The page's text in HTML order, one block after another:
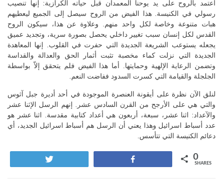
اعتمد بالروح على يد يوحنا المعمدان قبل حياته الكرازية: إنها تنصيب
رسولي في الكنيسة. هذا الفيض من الروح سيصل إلى الجميع ليعطيهم
هبات متنوعة وخاصة لكل واحد منهم. وعلاوة عن هذا، سيكون الروح
القدس لكل إنسان سبب تغيير داخلي يحصل بصورة سرية، وتجديد عميق
يجعله يستوعب الشريعة الجديدة التي حفرت في القلوب. إنها المعاهدة
الجديدة التي نزلت كماء مخصبة تثبت أثمار الحق والعدالة والقداسة
وتضمن الرعاية الإلهية وحمايتها. أما هذا الفيض فلم يتحقق إلاّ بواسطة
الجلجلة والقيامة التي كسرت السدود ففاضت النعم.
لنلق الآن نظرة على أيقونة العنصرة الموجودة في أحد أديرة جبل آثوس
والتي هي على الأرجح من القرن السادس عشر. إنهم الرسل الإثنا عشر
والآعداد: اثنا عشر، سبعة، أربعون هي أعداد كتابية مقدسة. اثنا عشر هو
عدد أسباط اسرائيل وهذا يعني أن الرسل هم أسباط اسرائيل الجديد، أي
دعائم الكنيسة التي تتأسس.
0
SHARES